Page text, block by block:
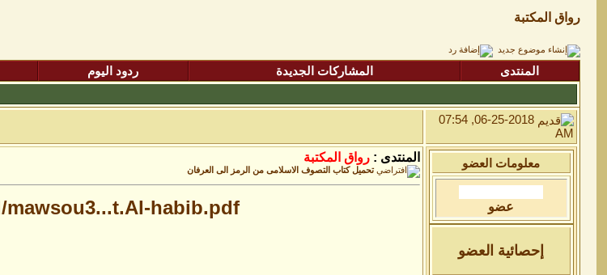
رواق المكتبة
المنتدى المشاركات الجديدة ردود اليوم
06-25-2018, 07:54
AM
معلومات العضو
عضو
إحصائية العضو
المنتدى : رواق المكتبة
تحميل كتاب التصوف الاسلامى من الرمز الى العرفان
habib.pdf